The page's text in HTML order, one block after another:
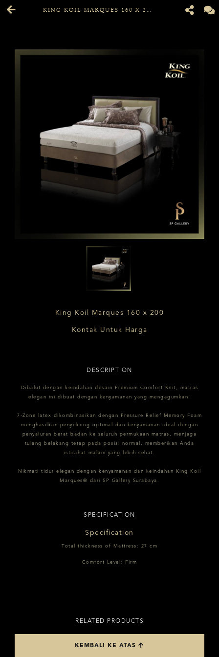
KING KOIL MARQUES 160 X 200
King Koil Marques 160 x 200
Kontak Untuk Harga
DESCRIPTION
Dibalut dengan keindahan desain Premium Comfort Knit, matras
elegan ini dibuat dengan kenyamanan yang mengagumkan.
7-Zone latex dikombinasikan dengan Pressure Relief Memory Foam
menghasilkan penyokong optimal dan kenyamanan ideal dengan
penyaluran berat badan ke seluruh permukaan matras, menjaga
tulang belakang tetap pada posisi normal, memberikan Anda
istirahat malam yang lebih sehat.
Nikmati tidur elegan dengan kenyamanan dan keindahan King Koil
Marques® dari SP Gallery Surabaya.
SPECIFICATION
Specification
Total thickness of Mattress: 27 cm
Comfort Level: Firm
RELATED PRODUCTS
KEMBALI KE ATAS